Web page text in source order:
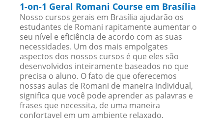
1-on-1 Geral Romani Course em Brasília
Nosso cursos gerais em Brasília ajudarão os
estudantes de Romani rapitamente aumentar o
seu nível e eficiência de acordo com as suas
necessidades. Um dos mais empolgates
aspectos dos nossos cursos é que eles são
desenvolvidos inteiramente baseados no que
precisa o aluno. O fato de que oferecemos
nossas aulas de Romani de maneira individual,
significa que você pode aprender as palavras e
frases que necessita, de uma maneira
confortavel em um ambiente relaxado.